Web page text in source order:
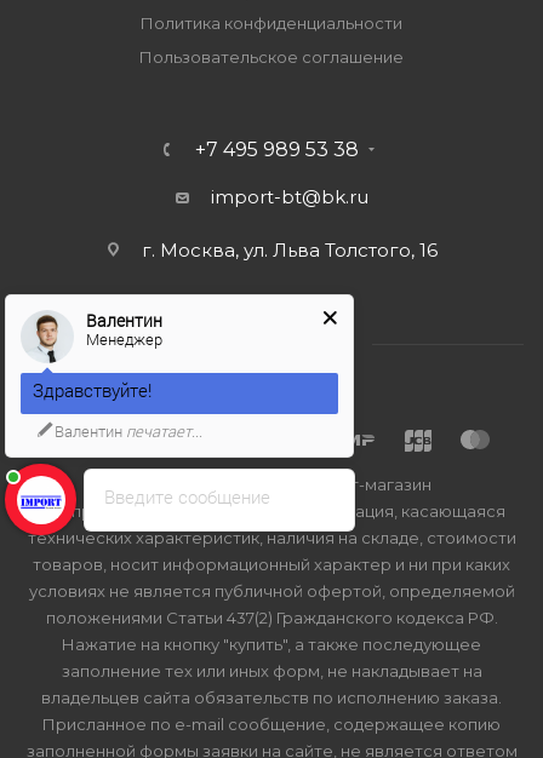
Политика конфиденциальности
Пользовательское соглашение
+7 495 989 53 38
import-bt@bk.ru
г. Москва, ул. Льва Толстого, 16
2026 © Import-bt.ru - интернет-магазин
Вся представленная на сайте информация, касающаяся
технических характеристик, наличия на складе, стоимости
товаров, носит информационный характер и ни при каких
условиях не является публичной офертой, определяемой
положениями Статьи 437(2) Гражданского кодекса РФ.
Нажатие на кнопку "купить", а также последующее
заполнение тех или иных форм, не накладывает на
владельцев сайта обязательств по исполнению заказа.
Присланное по e-mail сообщение, содержащее копию
заполненной формы заявки на сайте, не является ответом
Введите сообщение
Валентин
Менеджер
Здравствуйте!
Валентин печатает...